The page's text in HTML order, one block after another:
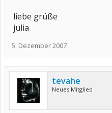
liebe grüße
julia
5. Dezember 2007
tevahe
Neues Mitglied